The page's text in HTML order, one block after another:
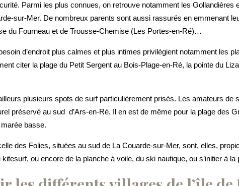
Parmi les plus connues, on retrouve notamment les
sur-Mer. De nombreux parents sont aussi rassurés en emmenant
du Fourneau et de Trousse-Chemise (Les Portes-en-Ré)…
d’endroit plus calmes et plus intimes privilégient notamment les
citer la plage du Petit Sergent au Bois-Plage-en-Ré, la pointe du
plusieurs spots de surf particulièrement prisés. Les amateurs
préservé au sud d’Ars-en-Ré. Il en est de même pour la plage des
basse.
des Folies, situées au sud de La Couarde-sur-Mer, sont, elles,
ou encore de la planche à voile, du ski nautique, ou s’initier à la